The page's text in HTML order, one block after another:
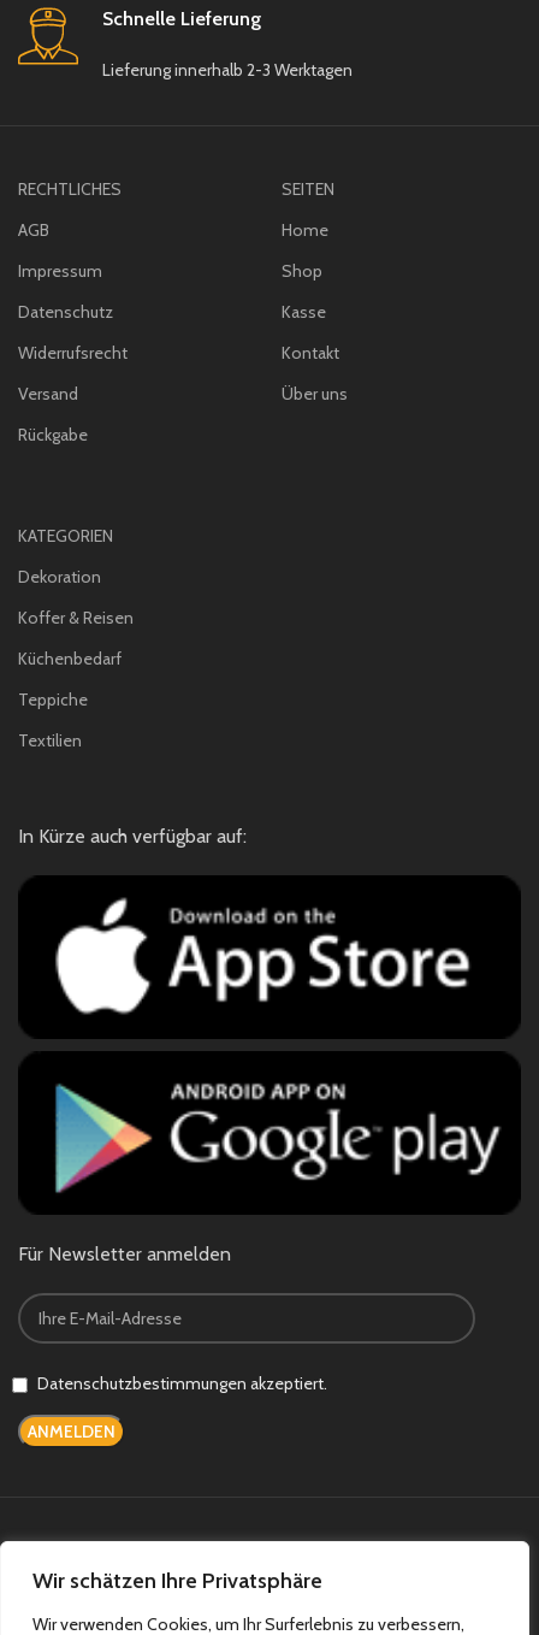
Wir schätzen Ihre Privatsphäre
Wir verwenden Cookies, um Ihr Surferlebnis zu verbessern,
Schnelle Lieferung
Lieferung innerhalb 2-3 Werktagen
RECHTLICHES
AGB
Impressum
Datenschutz
Widerrufsrecht
Versand
Rückgabe
SEITEN
Home
Shop
Kasse
Kontakt
Über uns
KATEGORIEN
Dekoration
Koffer & Reisen
Küchenbedarf
Teppiche
Textilien
In Kürze auch verfügbar auf:
Für Newsletter anmelden
Datenschutzbestimmungen akzeptiert.
Bezahlsysteme: Versandsysteme: